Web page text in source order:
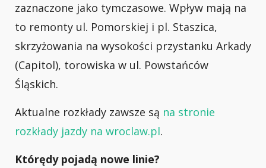
zaznaczone jako tymczasowe. Wpływ mają na
to remonty ul. Pomorskiej i pl. Staszica,
skrzyżowania na wysokości przystanku Arkady
(Capitol), torowiska w ul. Powstańców
Śląskich.
Aktualne rozkłady zawsze są na stronie
rozkłady jazdy na wroclaw.pl.
Którędy pojadą nowe linie?